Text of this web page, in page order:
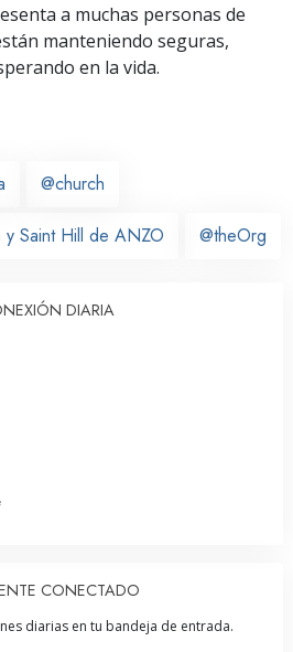
a muchas personas de
manteniendo seguras,
en la vida.
@church
y Saint Hill de ANZO @theOrg
DIARIA
CONECTADO
diarias en tu bandeja de entrada.